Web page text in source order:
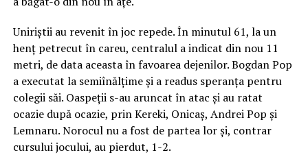
Uniriștii au revenit în joc repede. În minutul 61, la un
henț petrecut în careu, centralul a indicat din nou 11
metri, de data aceasta în favoarea dejenilor. Bogdan Pop
a executat la semiînălțime și a readus speranța pentru
colegii săi. Oaspeții s-au aruncat în atac și au ratat
ocazie după ocazie, prin Kereki, Onicaș, Andrei Pop și
Lemnaru. Norocul nu a fost de partea lor și, contrar
cursului jocului, au pierdut, 1-2.